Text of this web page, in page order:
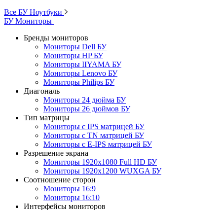
Все БУ Ноутбуки
БУ Мониторы
Бренды мониторов
Мониторы Dell БУ
Мониторы HP БУ
Мониторы IIYAMA БУ
Мониторы Lenovo БУ
Мониторы Philips БУ
Диагональ
Мониторы 24 дюйма БУ
Мониторы 26 дюймов БУ
Тип матрицы
Мониторы с IPS матрицей БУ
Мониторы с TN матрицей БУ
Мониторы с E-IPS матрицей БУ
Разрешение экрана
Мониторы 1920x1080 Full HD БУ
Мониторы 1920x1200 WUXGA БУ
Соотношение сторон
Мониторы 16:9
Мониторы 16:10
Интерфейсы мониторов